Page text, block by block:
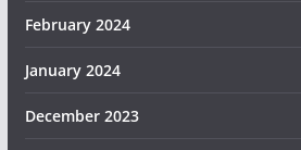
February 2024
January 2024
December 2023